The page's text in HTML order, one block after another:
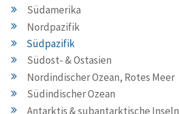
Südamerika
Nordpazifik
Südpazifik
Südost- & Ostasien
Nordindischer Ozean, Rotes Meer
Südindischer Ozean
Antarktis & subantarktische Inseln